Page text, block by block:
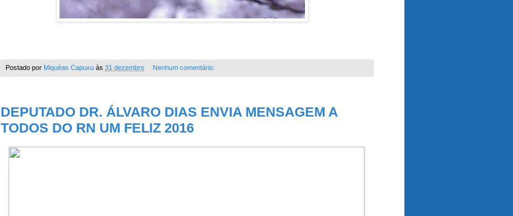
Postado por Miquéas Capuxu às 31 dezembro Nenhum comentário:
DEPUTADO DR. ÁLVARO DIAS ENVIA MENSAGEM A
TODOS DO RN UM FELIZ 2016